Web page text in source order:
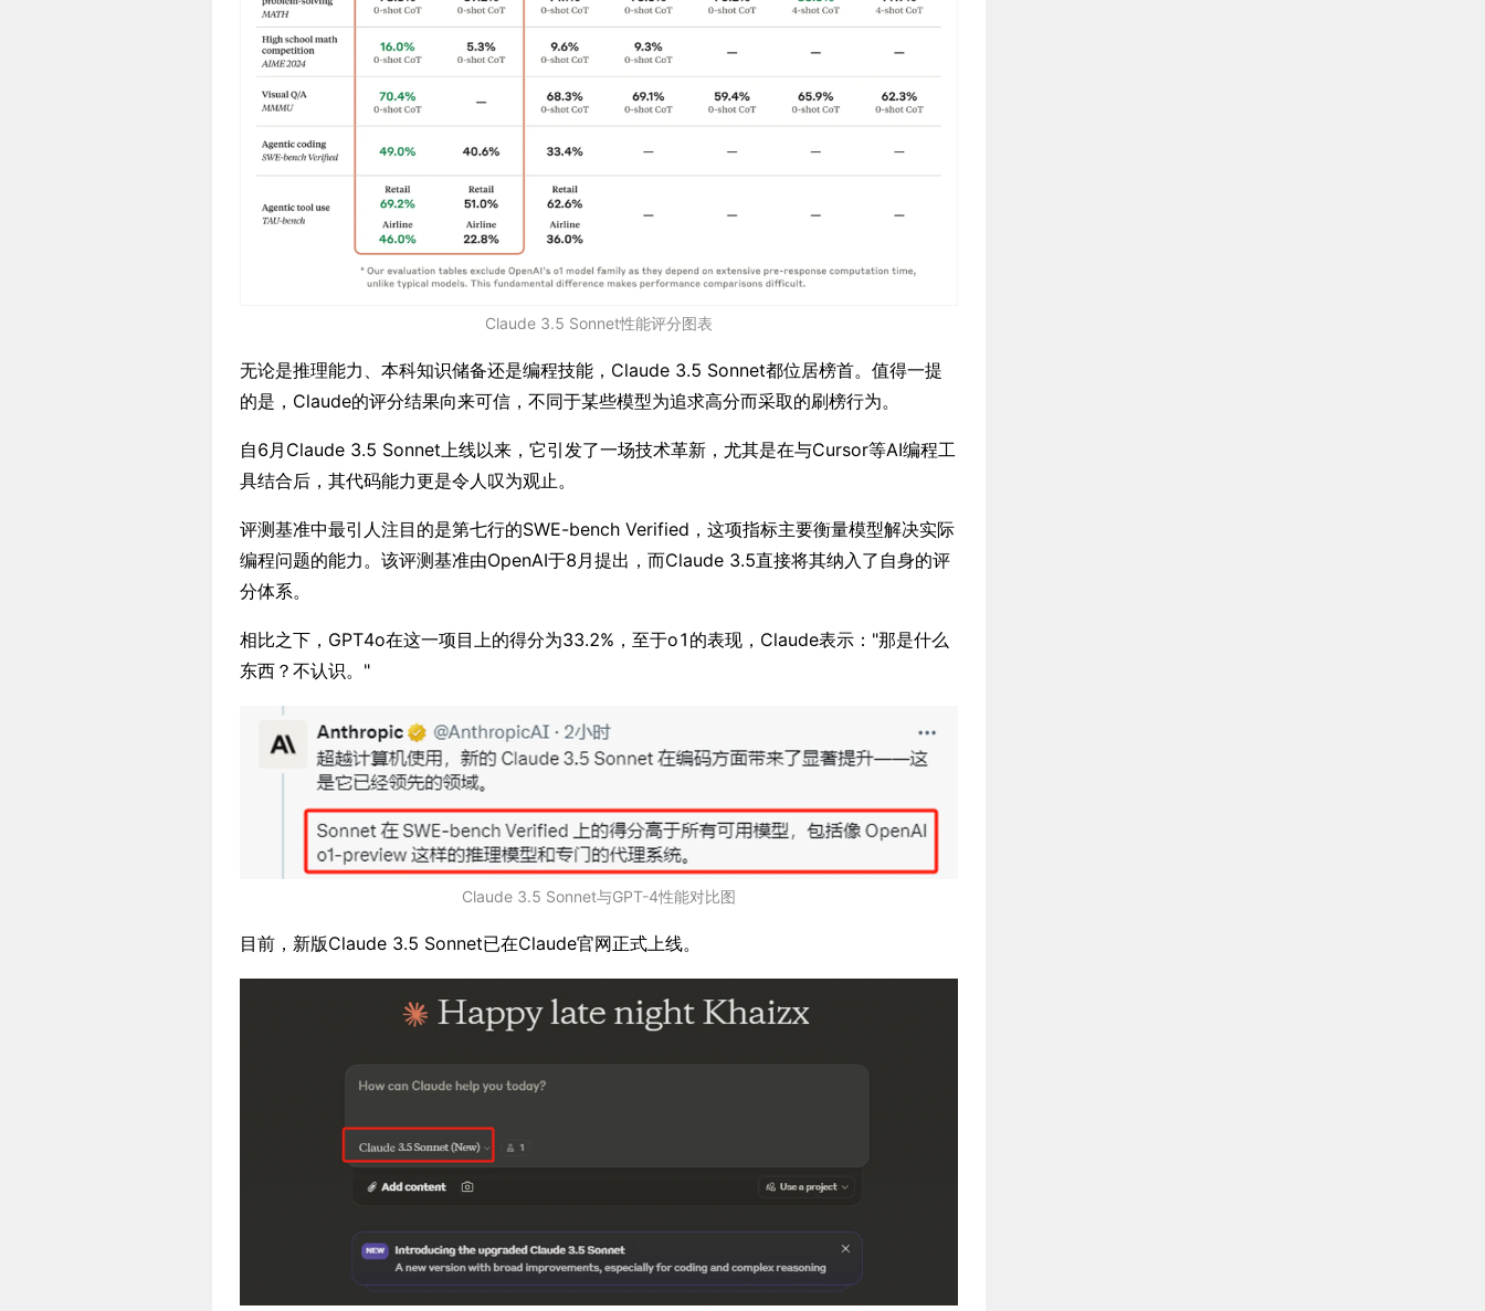
Claude 3.5 Sonnet性能评分图表
无论是推理能力、本科知识储备还是编程技能，Claude 3.5 Sonnet都位居榜首。值得一提
的是，Claude的评分结果向来可信，不同于某些模型为追求高分而采取的刷榜行为。
自6月Claude 3.5 Sonnet上线以来，它引发了一场技术革新，尤其是在与Cursor等AI编程工
具结合后，其代码能力更是令人叹为观止。
评测基准中最引人注目的是第七行的SWE-bench Verified，这项指标主要衡量模型解决实际
编程问题的能力。该评测基准由OpenAI于8月提出，而Claude 3.5直接将其纳入了自身的评
分体系。
相比之下，GPT4o在这一项目上的得分为33.2%，至于o1的表现，Claude表示："那是什么
东西？不认识。"
Claude 3.5 Sonnet与GPT-4性能对比图
目前，新版Claude 3.5 Sonnet已在Claude官网正式上线。